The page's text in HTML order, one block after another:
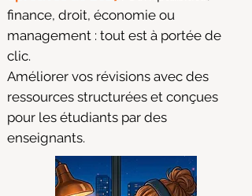
finance, droit, économie ou
management : tout est à portée de
clic.
Améliorer vos révisions avec des
ressources structurées et conçues
pour les étudiants par des
enseignants.